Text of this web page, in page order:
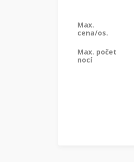
Max.
cena/os.
Max. počet
nocí